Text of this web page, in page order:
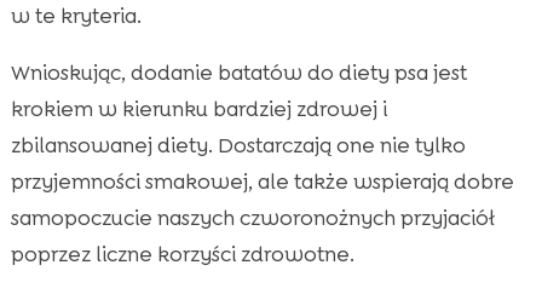
w te kryteria.
Wnioskując, dodanie batatów do diety psa jest
krokiem w kierunku bardziej zdrowej i
zbilansowanej diety. Dostarczają one nie tylko
przyjemności smakowej, ale także wspierają dobre
samopoczucie naszych czworonożnych przyjaciół
poprzez liczne korzyści zdrowotne.